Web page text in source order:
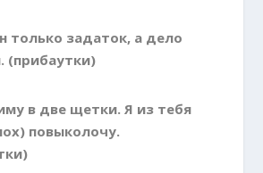
только задаток, а дело
(прибаутки)
в две щетки. Я из тебя
повыколочу.